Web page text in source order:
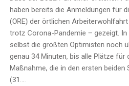
haben bereits die Anmeldungen für
(ORE) der örtlichen
trotz Corona-Pandemie – gezeigt.
selbst die größten Optimisten noch
genau 34 Minuten, bis alle Plätze für
Maßnahme, die in den ersten
(31….